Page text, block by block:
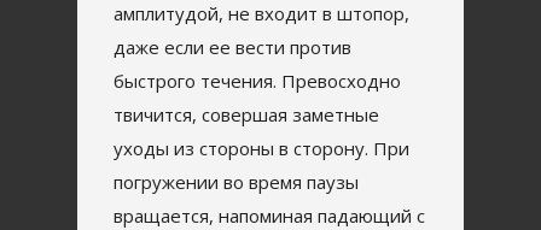
амплитудой, не входит в штопор,
даже если ее вести против
быстрого течения. Превосходно
твичится, совершая заметные
уходы из стороны в сторону. При
погружении во время паузы
вращается, напоминая падающий с